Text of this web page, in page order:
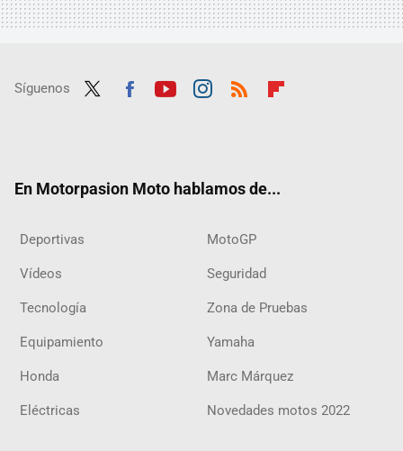
Síguenos
En Motorpasion Moto hablamos de...
Deportivas MotoGP
Vídeos Seguridad
Tecnología Zona de Pruebas
Equipamiento Yamaha
Honda Marc Márquez
Eléctricas Novedades motos 2022